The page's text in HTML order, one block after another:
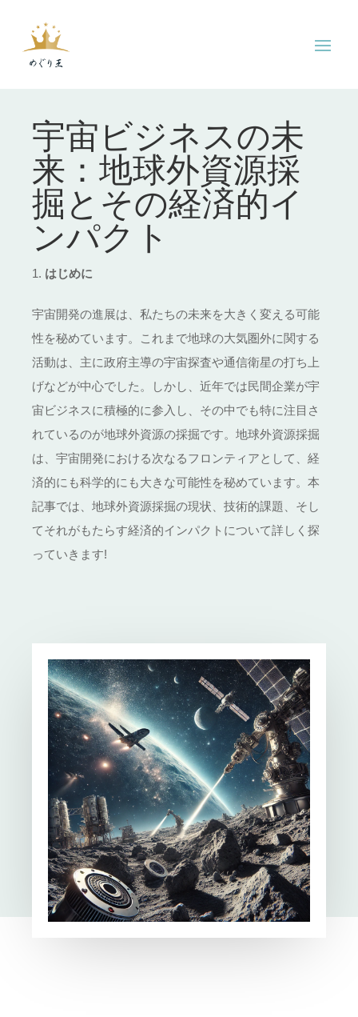
宇宙ビジネスの未
来：地球外資源採
掘とその経済的イ
ンパクト
はじめに
宇宙開発の進展は、私たちの未来を大きく変える可能
性を秘めています。これまで地球の大気圏外に関する
活動は、主に政府主導の宇宙探査や通信衛星の打ち上
げなどが中心でした。しかし、近年では民間企業が宇
宙ビジネスに積極的に参入し、その中でも特に注目さ
れているのが地球外資源の採掘です。地球外資源採掘
は、宇宙開発における次なるフロンティアとして、経
済的にも科学的にも大きな可能性を秘めています。本
記事では、地球外資源採掘の現状、技術的課題、そし
てそれがもたらす経済的インパクトについて詳しく探
っていきます!